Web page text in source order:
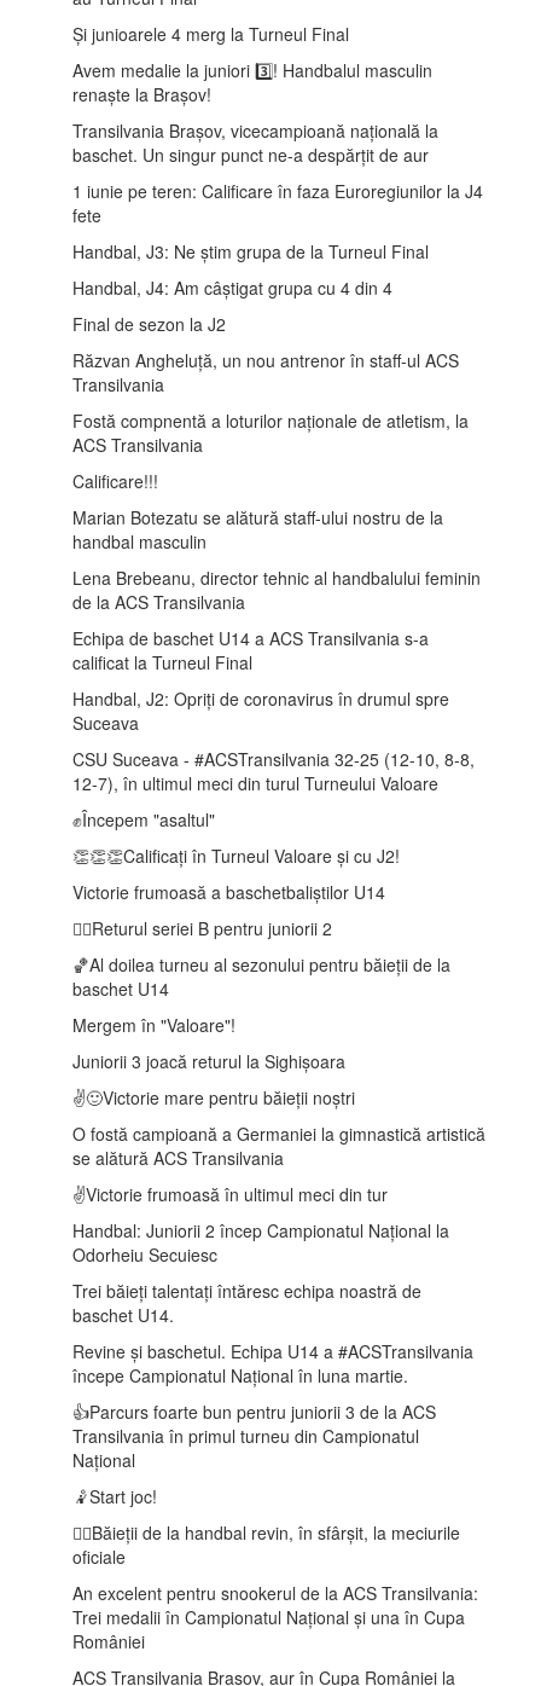
Și junioarele 4 merg la Turneul Final
Avem medalie la juniori 3️⃣! Handbalul masculin
renaște la Brașov!
Transilvania Brașov, vicecampioană națională la
baschet. Un singur punct ne-a despărțit de aur
1 iunie pe teren: Calificare în faza Euroregiunilor la J4
fete
Handbal, J3: Ne știm grupa de la Turneul Final
Handbal, J4: Am câștigat grupa cu 4 din 4
Final de sezon la J2
Răzvan Angheluță, un nou antrenor în staff-ul ACS
Transilvania
Fostă compnentă a loturilor naționale de atletism, la
ACS Transilvania
Calificare!!!
Marian Botezatu se alătură staff-ului nostru de la
handbal masculin
Lena Brebeanu, director tehnic al handbalului feminin
de la ACS Transilvania
Echipa de baschet U14 a ACS Transilvania s-a
calificat la Turneul Final
Handbal, J2: Opriți de coronavirus în drumul spre
Suceava
CSU Suceava - #ACSTransilvania 32-25 (12-10, 8-8,
12-7), în ultimul meci din turul Turneului Valoare
✊Începem "asaltul"
👏👏👏Calificați în Turneul Valoare și cu J2!
Victorie frumoasă a baschetbaliștilor U14
🤾‍♂️Returul seriei B pentru juniorii 2
🏀Al doilea turneu al sezonului pentru băieții de la
baschet U14
Mergem în "Valoare"!
Juniorii 3 joacă returul la Sighișoara
✌️🙂Victorie mare pentru băieții noștri
O fostă campioană a Germaniei la gimnastică artistică
se alătură ACS Transilvania
✌️Victorie frumoasă în ultimul meci din tur
Handbal: Juniorii 2 încep Campionatul Național la
Odorheiu Secuiesc
Trei băieți talentați întăresc echipa noastră de
baschet U14.
Revine și baschetul. Echipa U14 a #ACSTransilvania
începe Campionatul Național în luna martie.
👍Parcurs foarte bun pentru juniorii 3 de la ACS
Transilvania în primul turneu din Campionatul
Național
🤾Start joc!
🤾‍♂️Băieții de la handbal revin, în sfârșit, la meciurile
oficiale
An excelent pentru snookerul de la ACS Transilvania:
Trei medalii în Campionatul Național și una în Cupa
României
ACS Transilvania Brașov, aur în Cupa României la